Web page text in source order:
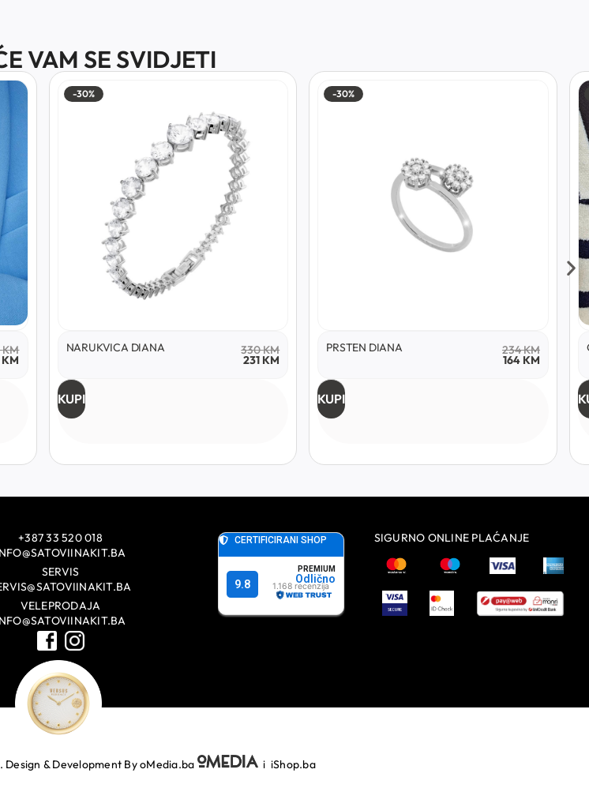
VAM SE SVIDJETI
KM
KM
-30%
NARUKVICA DIANA 330KM
231 KM
KUPI
-30%
PRSTEN DIANA 234KM
164 KM
KUPI
+387 33 520 018
SERVIS
VELEPRODAJA
SIGURNO ONLINE PLAĆANJE
Design & Development By oMedia.ba i iShop.ba